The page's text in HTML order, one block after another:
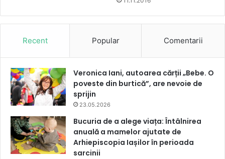
Recent Popular Comentarii
Veronica Iani, autoarea cărții „Bebe. O
poveste din burtică”, are nevoie de
sprijin
23.05.2026
Bucuria de a alege viața: Întâlnirea
anuală a mamelor ajutate de
Arhiepiscopia Iașilor în perioada
sarcinii